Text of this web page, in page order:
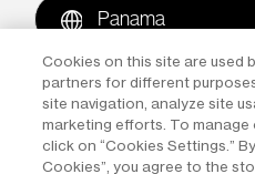
Panama
Copyright © 2009-2026
reserved.Terms of Use|
Reproduction in whole or in
Cookies on this site are used
partners for different
site navigation, analyze site
marketing efforts. To manage
click on “Cookies Settings.”
Cookies”, you agree to the